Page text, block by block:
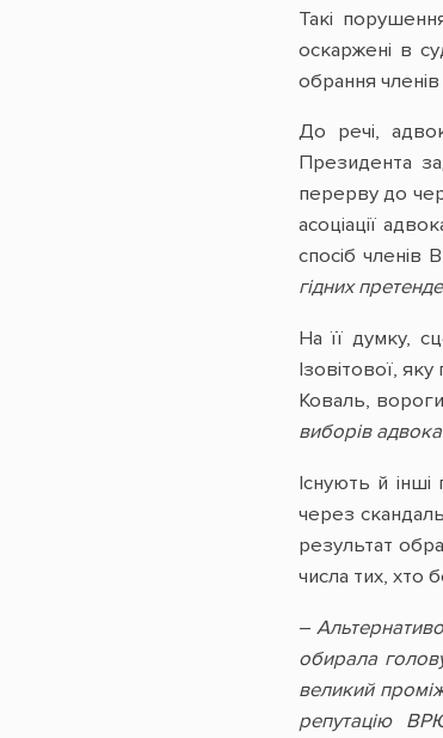
Такі
оскаржені в
обрання
До речі,
Президента
перерву до
асоціації
спосіб
гідних
На її думку,
Ізовітової,
Коваль,
виборів
Існують й
через
результат
числа тих, хто
–
обирала
великий
репутацію